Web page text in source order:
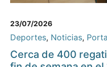
23/07/2026
Deportes, Noticias,
Cerca de 400